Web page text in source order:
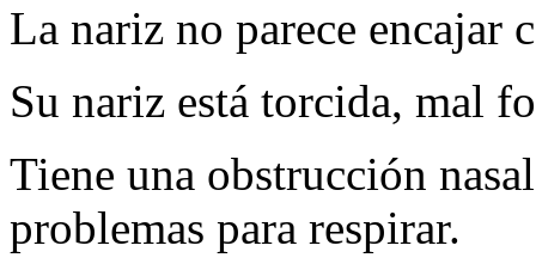
La nariz no parece encajar
Su nariz está torcida, mal
Tiene una obstrucción
problemas para respirar.